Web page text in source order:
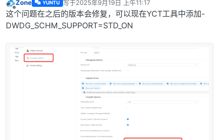
离线
Zone YUNTU 写于2025年9月19日 上午11:17
最后由 编辑
这个问题在之后的版本会修复，可以现在YCT工具中添加-
DWDG_SCHM_SUPPORT=STD_ON